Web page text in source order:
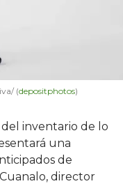
(depositphotos)
inventario de lo
una
de
director